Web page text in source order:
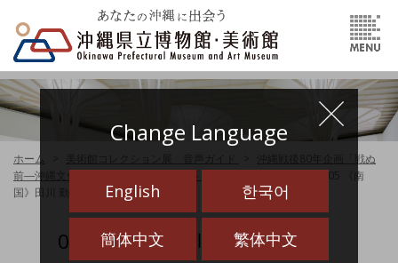
Change Language
English 한국어
簡体中文 繁体中文
ホーム
沖縄戦後80年企画「戦ぬ
前―沖縄文化の近代―」（2025.11.1～2026.2.1）音声ガイド
05 《南
国》田川 勤次（0’57”）
05 《南国》田川 勤次（0’57”）